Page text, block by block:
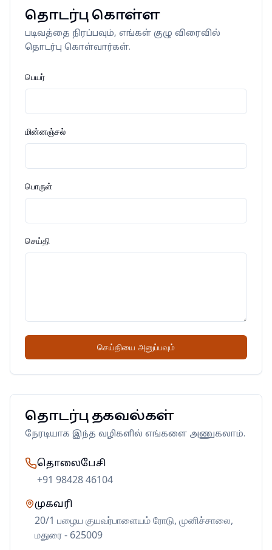
தொடர்பு கொள்ள
படிவத்தை நிரப்பவும், எங்கள் குழு விரைவில்
தொடர்பு கொள்வார்கள்.
பெயர்
மின்னஞ்சல்
பொருள்
செய்தி
செய்தியை அனுப்பவும்
தொடர்பு தகவல்கள்
நேரடியாக இந்த வழிகளில் எங்களை அணுகலாம்.
தொலைபேசி
+91 98428 46104
முகவரி
20/1 பழைய குயவர்பாளையம் ரோடு, முனிச்சாலை,
மதுரை - 625009